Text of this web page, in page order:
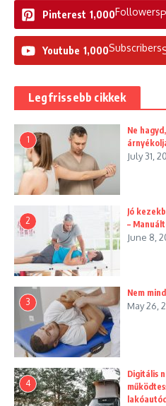
Pinterest 1,000Followers
Youtube 1,000Subscribers
Legfrissebb cikkek
1
Ne
July 31,
2
Jó
–
June 8,
3
Nem
May 26,
4
Digitális